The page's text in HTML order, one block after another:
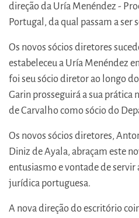
direção da Uría Menéndez -
Portugal, da qual passam a ser
Os novos sócios diretores
estabeleceu a Uría Menéndez
foi seu sócio diretor ao longo
Garin prosseguirá a sua prática
de Carvalho como sócio do
Os novos sócios diretores,
Diniz de Ayala, abraçam este
entusiasmo e vontade de
jurídica portuguesa.
A nova direção do escritório